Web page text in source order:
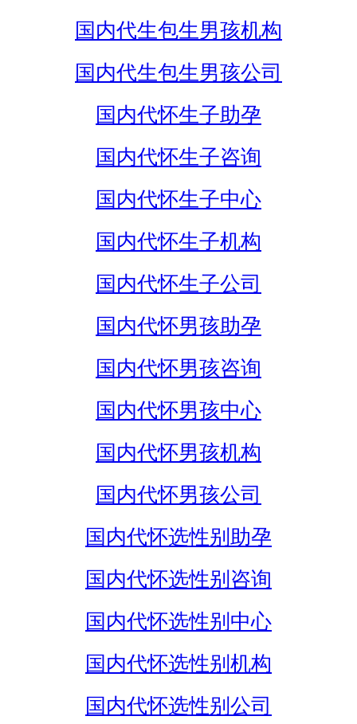
国内代生包生男孩机构
国内代生包生男孩公司
国内代怀生子助孕
国内代怀生子咨询
国内代怀生子中心
国内代怀生子机构
国内代怀生子公司
国内代怀男孩助孕
国内代怀男孩咨询
国内代怀男孩中心
国内代怀男孩机构
国内代怀男孩公司
国内代怀选性别助孕
国内代怀选性别咨询
国内代怀选性别中心
国内代怀选性别机构
国内代怀选性别公司